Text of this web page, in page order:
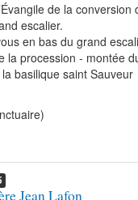
de la
escalier.
en bas du grand
la procession - montée
basilique saint Sauveur
Jean Lafon